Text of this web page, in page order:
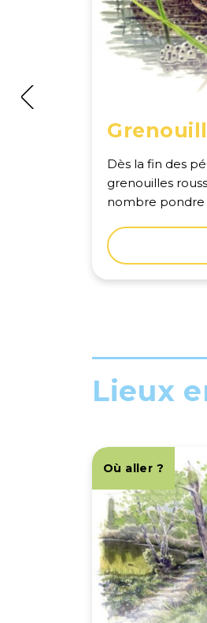
Dès la fin des
grenouilles
nombre pondre
coassements
concert ininterrompu. Voir
observations à
Lieux
Où aller ?